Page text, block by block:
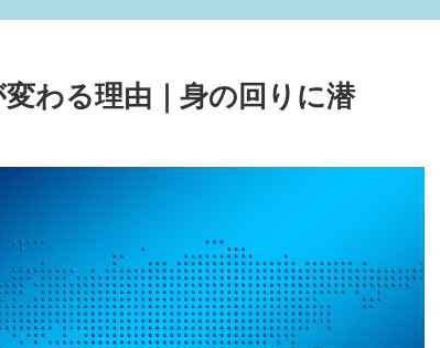
わる理由｜身の回りに潜